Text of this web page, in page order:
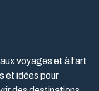
voyages et à l’art
et idées pour